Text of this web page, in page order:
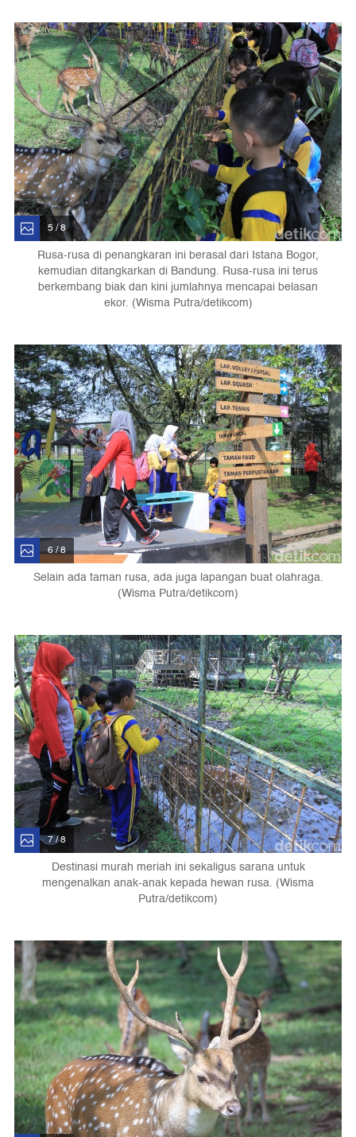
5 / 8
Rusa-rusa di penangkaran ini berasal dari Istana Bogor,
kemudian ditangkarkan di Bandung. Rusa-rusa ini terus
berkembang biak dan kini jumlahnya mencapai belasan
ekor. (Wisma Putra/detikcom)
6 / 8
Selain ada taman rusa, ada juga lapangan buat olahraga.
(Wisma Putra/detikcom)
7 / 8
Destinasi murah meriah ini sekaligus sarana untuk
mengenalkan anak-anak kepada hewan rusa. (Wisma
Putra/detikcom)